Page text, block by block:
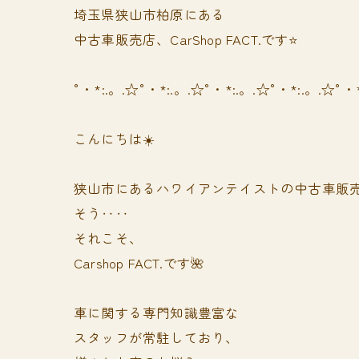
埼玉県狭山市柏原にある
中古車販売店、CarShop FACT.です⭐️
°・*:.。.☆°・*:.。.☆°・*:.。.☆°・*:.。.☆°
こんにちは☀️
狭山市にあるハワイアンテイストの中古車販売
そう‥‥
それこそ、
Carshop FACT.です🌺
車に関する専門知識豊富な
スタッフが常駐しており、